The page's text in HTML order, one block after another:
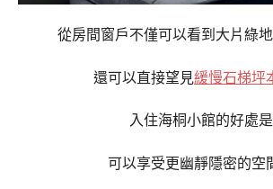
從房間窗戶不僅可以看到大片綠地
還可以直接望見緩慢石梯坪
入住海桐小館的好處是
可以享受更幽靜隱密的空